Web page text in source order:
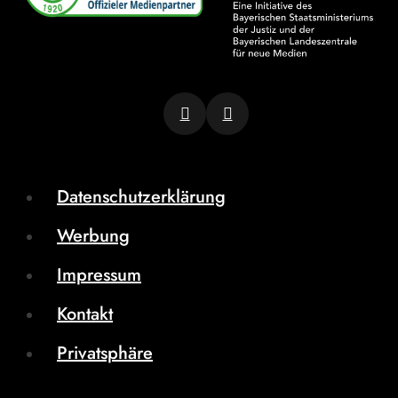
Datenschutzerklärung
Werbung
Impressum
Kontakt
Privatsphäre